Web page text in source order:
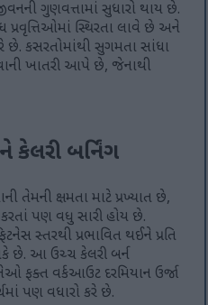
ગુણવત્તામાં સુધારો થાય છે.
પ્રવૃત્તિઓમાં સ્થિરતા લાવે છે અને
છે. કસરતોમાંથી સુગમતા સાંધા
ખાતરી આપે છે, જેનાથી
બર્નિંગ
તેમની ક્ષમતા માટે પ્રખ્યાત છે,
પણ વધુ સારી હોય છે.
સ્તરથી પ્રભાવિત થઈને પ્રતિ
છે. આ ઉચ્ચ કેલરી બર્ન
ફક્ત વર્કઆઉટ દરમિયાન ઉર્જા
પણ વધારો કરે છે.